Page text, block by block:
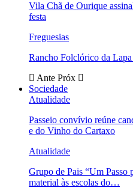
Vila Chã de Ourique
festa
Freguesias
Rancho Folclórico da Lapa
Ante Próx
Sociedade
Atualidade
Passeio convívio reúne
e do Vinho do Cartaxo
Atualidade
Grupo de Pais “Um Passo
material às escolas do…